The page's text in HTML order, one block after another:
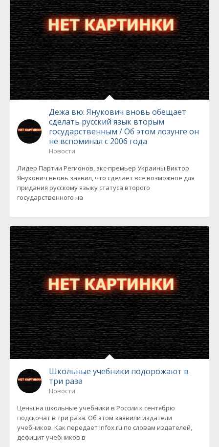
Дежа вю: Янукович вновь обещает
сделать русский язык вторым
государственным / Об этом лозунге он
не вспоминал с 2006 года
Новости
Лидер Партии Регионов, экс-премьер Украины Виктор
Янукович вновь заявил, что сделает все возможное для
придания русскому языку статуса второго
государственного на
Школьные учебники подорожают в
три раза
Новости
Цены на школьные учебники в России к сентябрю
подскочат в три раза. Об этом заявили издатели
учебников. Как передает Infox.ru по словам издателей,
дефицит учебников в